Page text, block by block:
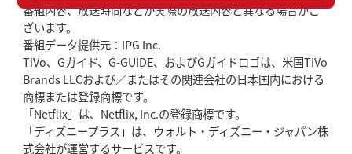
番組内容、放送時間などが実際の放送内容と異なる場合がご
ざいます。
番組データ提供元：IPG Inc.
TiVo、Gガイド、G-GUIDE、およびGガイドロゴは、米国TiVo
Brands LLCおよび／またはその関連会社の日本国内における
商標または登録商標です。
「Netflix」は、Netflix, Inc.の登録商標です。
「ディズニープラス」は、ウォルト・ディズニー・ジャパン株
式会社が運営するサービスです。